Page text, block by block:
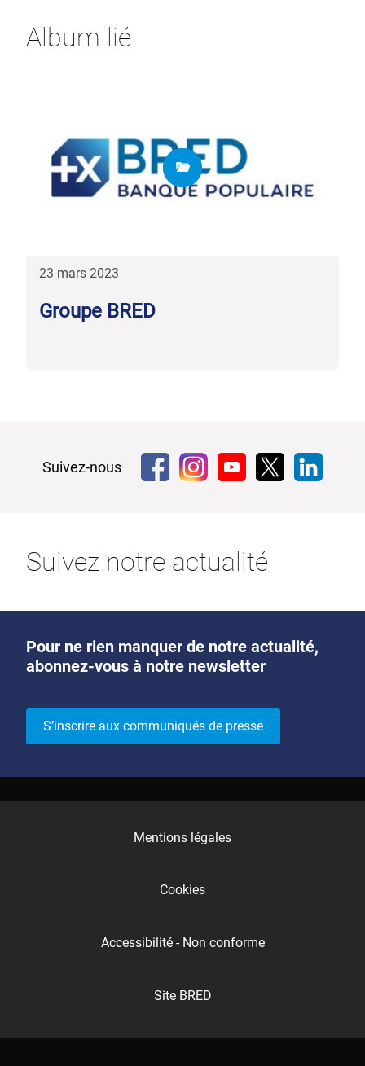
Album lié
23 mars 2023
Groupe BRED
Suivez-nous
Suivez notre actualité
Pour ne rien manquer de notre actualité,
abonnez-vous à notre newsletter
S’inscrire aux communiqués de presse
Mentions légales
Cookies
Accessibilité - Non conforme
Site BRED